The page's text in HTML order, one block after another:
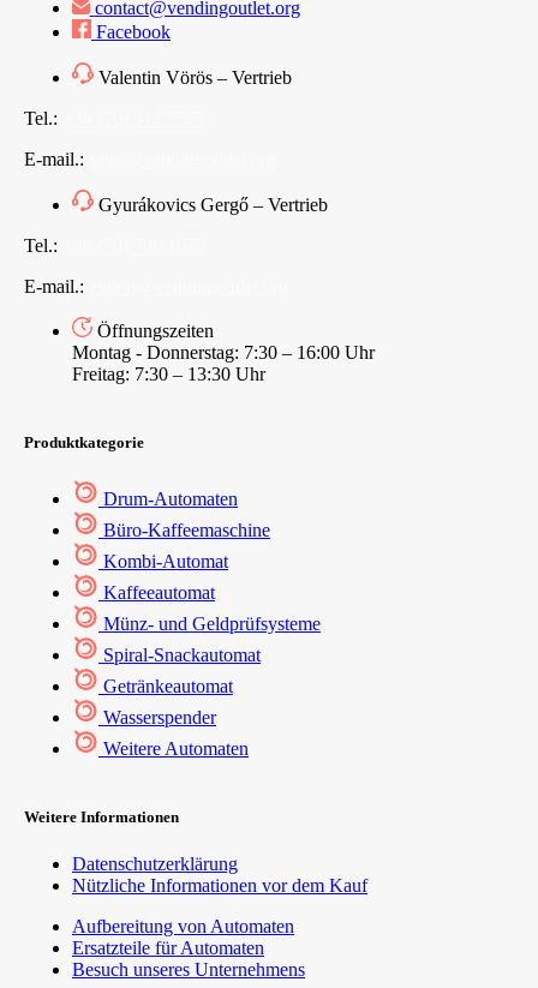
contact@vendingoutlet.org
Facebook
Valentin Vörös – Vertrieb
Tel.:
E-mail.:
Gyurákovics Gergő – Vertrieb
Tel.:
E-mail.:
Öffnungszeiten
Montag - Donnerstag: 7:30 – 16:00 Uhr
Freitag: 7:30 – 13:30 Uhr
Produktkategorie
Drum-Automaten
Büro-Kaffeemaschine
Kombi-Automat
Kaffeeautomat
Münz- und Geldprüfsysteme
Spiral-Snackautomat
Getränkeautomat
Wasserspender
Weitere Automaten
Weitere Informationen
Datenschutzerklärung
Nützliche Informationen vor dem Kauf
Aufbereitung von Automaten
Ersatzteile für Automaten
Besuch unseres Unternehmens